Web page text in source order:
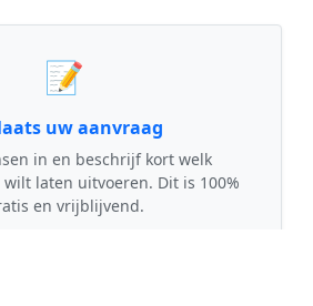
📝
uw aanvraag
in en beschrijf kort welk
laten uitvoeren. Dit is 100%
en vrijblijvend.